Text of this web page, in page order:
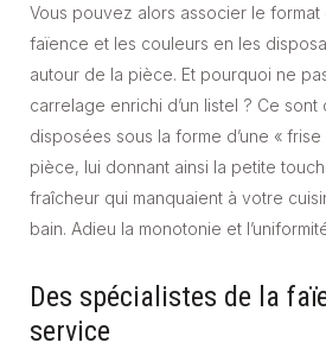
Vous pouvez alors associer le
faïence et les couleurs en les
autour de la pièce. Et pourquoi ne
carrelage enrichi d’un listel ? Ce sont
disposées sous la forme d’une «
pièce, lui donnant ainsi la petite
fraîcheur qui manquaient à votre
bain. Adieu la monotonie et
Des spécialistes de la
service